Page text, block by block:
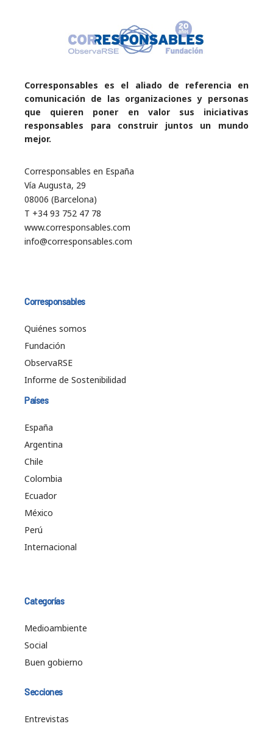
Corresponsables es el aliado de referencia en
comunicación de las organizaciones y personas
que quieren poner en valor sus iniciativas
responsables para construir juntos un mundo
mejor.
Corresponsables en España
Vía Augusta, 29
08006 (Barcelona)
T +34 93 752 47 78
www.corresponsables.com
info@corresponsables.com
Corresponsables
Quiénes somos
Fundación
ObservaRSE
Informe de Sostenibilidad
Países
España
Argentina
Chile
Colombia
Ecuador
México
Perú
Internacional
Categorías
Medioambiente
Social
Buen gobierno
Secciones
Entrevistas